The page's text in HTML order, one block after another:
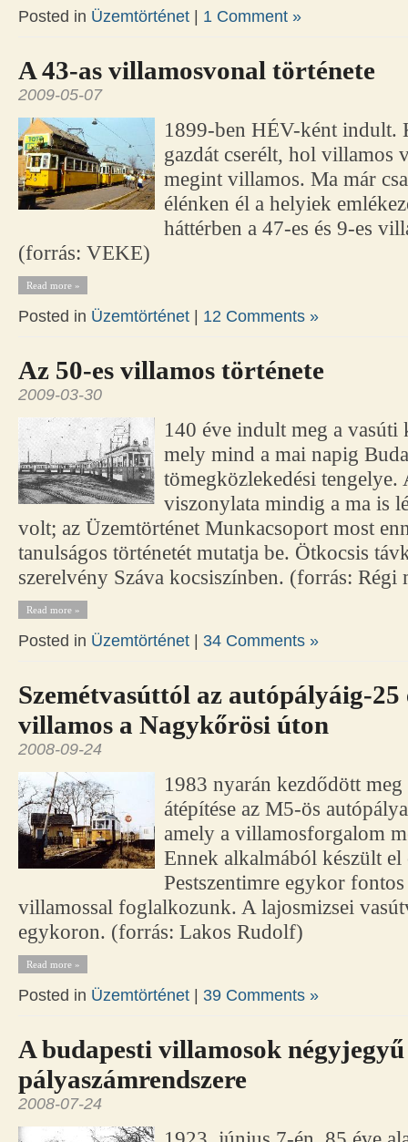
Posted in Üzemtörténet 1 Comment »
A 43-as villamosvonal története
2009-05-07
1899-ben HÉV-ként indult.
gazdát cserélt, hol villamos
megint villamos. Ma már
élénken él a helyiek
háttérben a 47-es és 9-es
(forrás: VEKE)
Read more »
Posted in Üzemtörténet 12 Comments »
Az 50-es villamos története
2009-03-30
140 éve indult meg a
mely mind a mai napig
tömegközlekedési
viszonylata mindig a ma is
volt; az Üzemtörténet Munkacsoport most
tanulságos történetét mutatja be. Ötkocsis
szerelvény Száva kocsiszínben. (forrás:
Read more »
Posted in Üzemtörténet 34 Comments »
Szemétvasúttól az autópályáig-25
villamos a Nagykőrösi úton
2008-09-24
1983 nyarán kezdődött
átépítése az M5-ös
amely a villamosforgalom
Ennek alkalmából készült
Pestszentimre egykor
villamossal foglalkozunk. A lajosmizsei
egykoron. (forrás: Lakos Rudolf)
Read more »
Posted in Üzemtörténet 39 Comments »
A budapesti villamosok négyjegyű
pályaszámrendszere
2008-07-24